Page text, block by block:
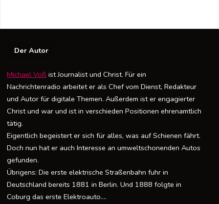
Der Autor
Michael Voß ist Journalist und Christ. Für ein
Nachrichtenradio arbeitet er als Chef vom Dienst, Redakteur
und Autor für digitale Themen. Außerdem ist er engagierter
Christ und war und ist in verschieden Positionen ehrenamtlich
tätig.
Eigentlich begeistert er sich für alles, was auf Schienen fährt.
Doch nun hat er auch Interesse an umweltschonenden Autos
gefunden.
Übrigens: Die erste elektrische Straßenbahn fuhr in
Deutschland bereits 1881 in Berlin. Und 1888 folgte in
Coburg das erste Elektroauto….